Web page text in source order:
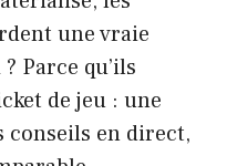
une vraie
Parce qu’ils
de jeu : une
conseils en direct,